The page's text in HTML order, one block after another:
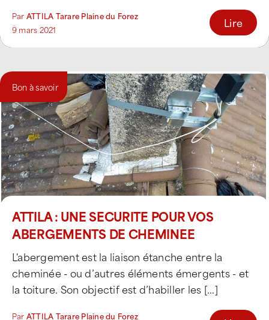
Par ATTILA Tarare Plaine du Forez
9 mars 2021
Lire
Bon à savoir
ATTILA : UNE SECURITE POUR VOS
ABERGEMENTS DE CHEMINEE
L'abergement est la liaison étanche entre la
cheminée - ou d’autres éléments émergents - et
la toiture. Son objectif est d’habiller les [...]
Par ATTILA Tarare Plaine du Forez